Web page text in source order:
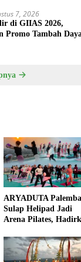
7, 2026
di GIIAS 2026,
Promo Tambah
ARYADUTA
Sulap Helipad Jadi
Arena Pilates,
Pertama di Kota
Pempek